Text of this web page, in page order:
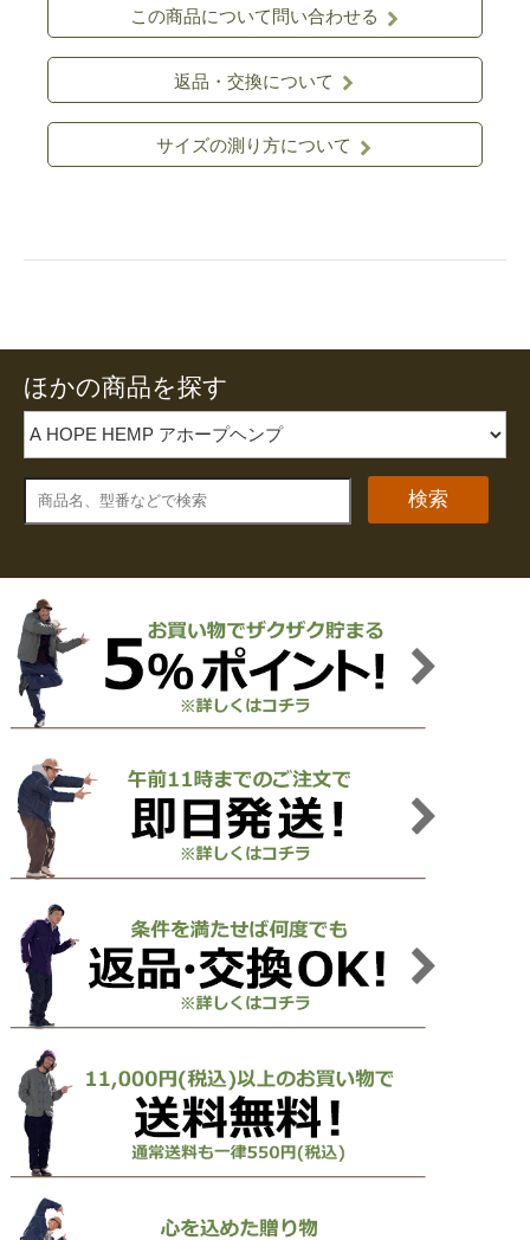
この商品について問い合わせる
返品・交換について
サイズの測り方について
ほかの商品を探す
検索